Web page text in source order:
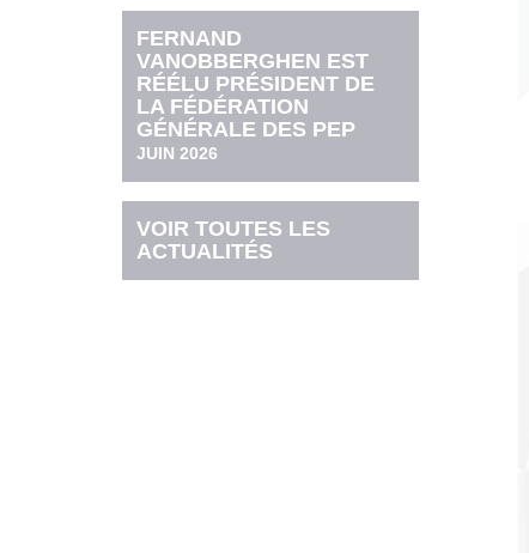
FERNAND
VANOBBERGHEN EST
RÉÉLU PRÉSIDENT DE
LA FÉDÉRATION
GÉNÉRALE DES PEP
JUIN 2026
VOIR TOUTES LES
ACTUALITÉS